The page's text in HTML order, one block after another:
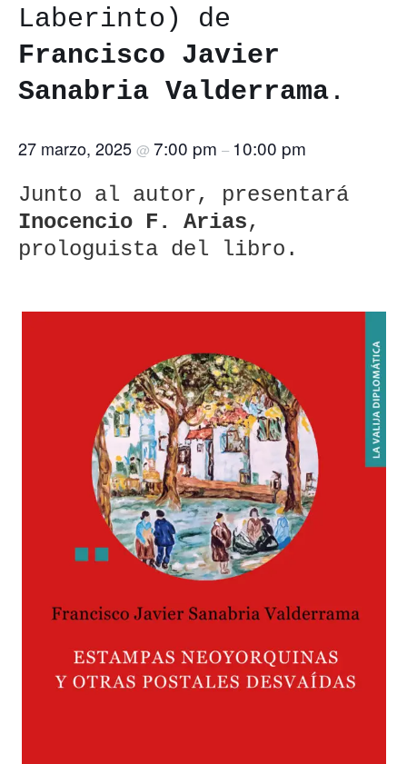
Laberinto) de
Francisco Javier
Sanabria Valderrama .
27 marzo, 2025 @ 7:00 pm – 10:00 pm
Junto al autor, presentará
Inocencio F. Arias,
prologuista del libro.